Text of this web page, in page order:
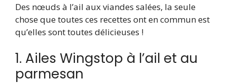
Des nœuds à l’ail aux viandes salées, la seule
chose que toutes ces recettes ont en commun est
qu’elles sont toutes délicieuses !
1. Ailes Wingstop à l’ail et au
parmesan